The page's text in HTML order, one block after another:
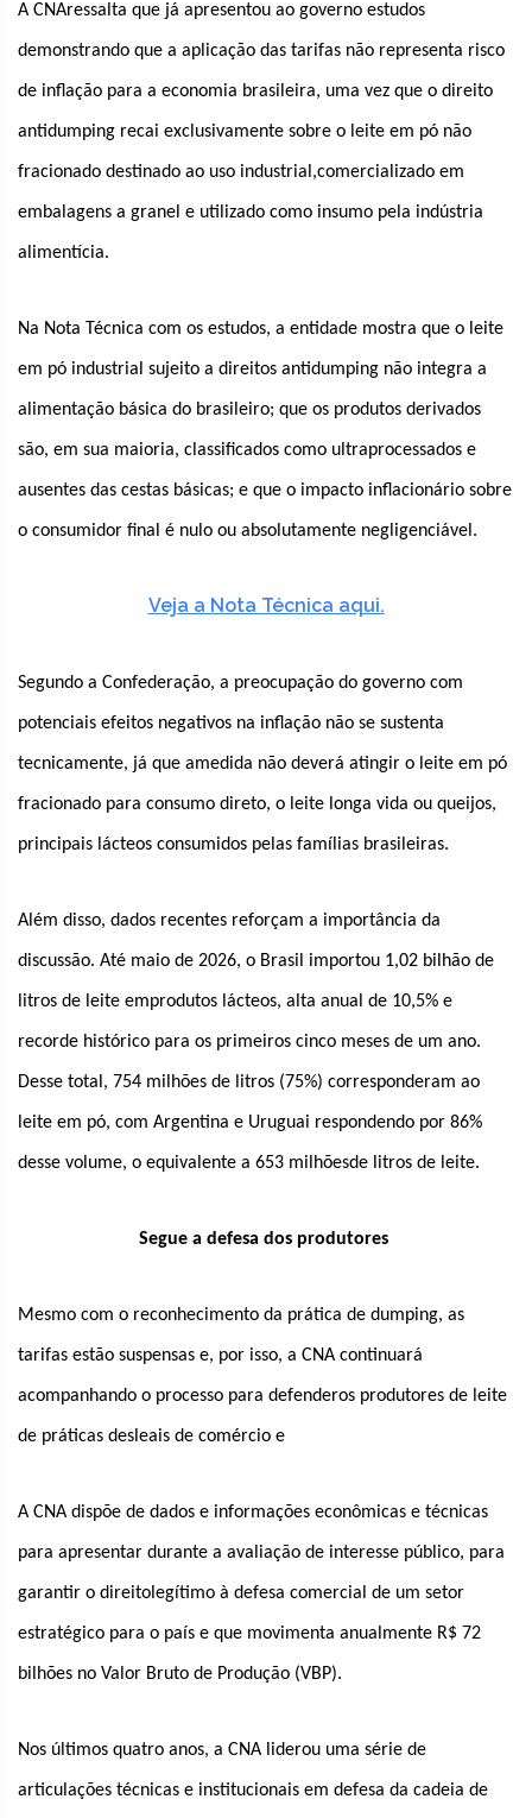
A CNAressalta que já apresentou ao governo estudos
demonstrando que a aplicação das tarifas não representa risco
de inflação para a economia brasileira, uma vez que o direito
antidumping recai exclusivamente sobre o leite em pó não
fracionado destinado ao uso industrial,comercializado em
embalagens a granel e utilizado como insumo pela indústria
alimentícia.
Na Nota Técnica com os estudos, a entidade mostra que o leite
em pó industrial sujeito a direitos antidumping não integra a
alimentação básica do brasileiro; que os produtos derivados
são, em sua maioria, classificados como ultraprocessados e
ausentes das cestas básicas; e que o impacto inflacionário sobre
o consumidor final é nulo ou absolutamente negligenciável.
Veja a Nota Técnica aqui.
Segundo a Confederação, a preocupação do governo com
potenciais efeitos negativos na inflação não se sustenta
tecnicamente, já que amedida não deverá atingir o leite em pó
fracionado para consumo direto, o leite longa vida ou queijos,
principais lácteos consumidos pelas famílias brasileiras.
Além disso, dados recentes reforçam a importância da
discussão. Até maio de 2026, o Brasil importou 1,02 bilhão de
litros de leite emprodutos lácteos, alta anual de 10,5% e
recorde histórico para os primeiros cinco meses de um ano.
Desse total, 754 milhões de litros (75%) corresponderam ao
leite em pó, com Argentina e Uruguai respondendo por 86%
desse volume, o equivalente a 653 milhõesde litros de leite.
Segue a defesa dos produtores
Mesmo com o reconhecimento da prática de dumping, as
tarifas estão suspensas e, por isso, a CNA continuará
acompanhando o processo para defenderos produtores de leite
de práticas desleais de comércio e
A CNA dispõe de dados e informações econômicas e técnicas
para apresentar durante a avaliação de interesse público, para
garantir o direitolegítimo à defesa comercial de um setor
estratégico para o país e que movimenta anualmente R$ 72
bilhões no Valor Bruto de Produção (VBP).
Nos últimos quatro anos, a CNA liderou uma série de
articulações técnicas e institucionais em defesa da cadeia de